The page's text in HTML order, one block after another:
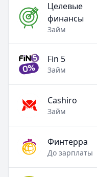
Целевые
финансы
Займ
Fin 5
Займ
Cashiro
Займ
Финтерра
До зарплаты